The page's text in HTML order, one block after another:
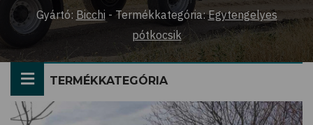
Gyártó: Bicchi - Termékkategória:Egytengelyes
pótkocsik
TERMÉKKATEGÓRIA